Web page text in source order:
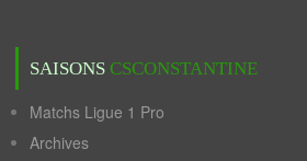
SAISONS CSCONSTANTINE
Matchs Ligue 1 Pro
Archives